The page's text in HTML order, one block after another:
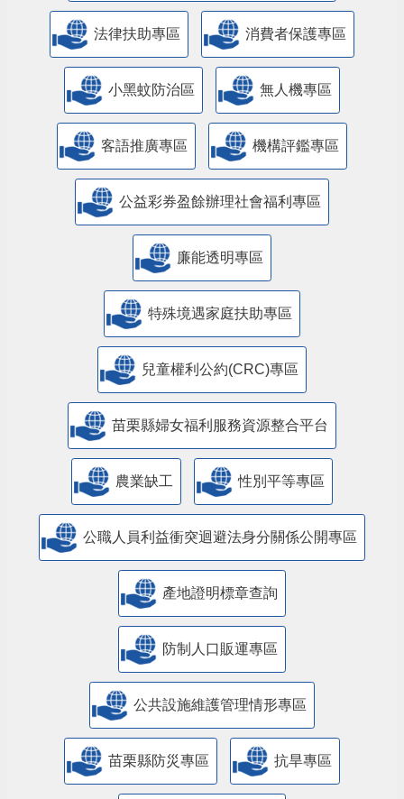
法律扶助專區 消費者保護專區
小黑蚊防治區 無人機專區
客語推廣專區 機構評鑑專區
公益彩券盈餘辦理社會福利專區
廉能透明專區
特殊境遇家庭扶助專區
兒童權利公約(CRC)專區
苗栗縣婦女福利服務資源整合平台
農業缺工 性別平等專區
公職人員利益衝突迴避法身分關係公開專區
產地證明標章查詢
防制人口販運專區
​公共設施維護管理情形專區
苗栗縣防災專區 抗旱專區